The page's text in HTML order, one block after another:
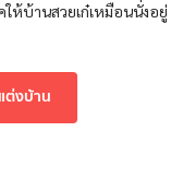
ห้บ้านสวยเก๋เหมือนนั่งอยู่
ต่งบ้าน